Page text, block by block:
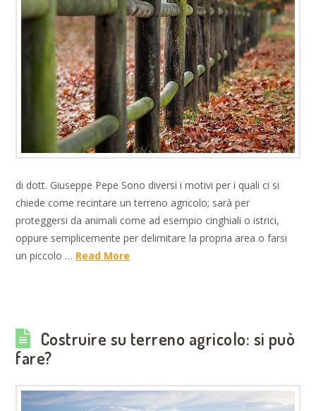
di dott. Giuseppe Pepe Sono diversi i motivi per i quali ci si
chiede come recintare un terreno agricolo; sarà per
proteggersi da animali come ad esempio cinghiali o istrici,
oppure semplicemente per delimitare la propria area o farsi
un piccolo … Read More
Costruire su terreno agricolo: si può
fare?